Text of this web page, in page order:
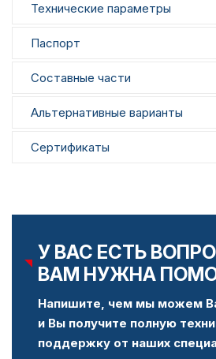
Технические параметры
Паспорт
Составные части
Альтернативные варианты
Сертификаты
У ВАС ЕСТЬ
ВАМ НУЖНА
Напишите, чем мы можем
и Вы получите полную
поддержку от наших